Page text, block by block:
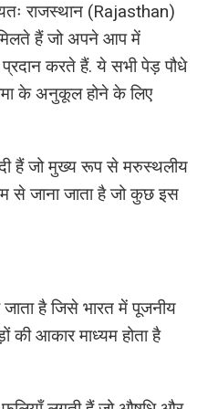
राजस्थान (Rajasthan)
हैं जो अपने आप में
करते हैं. ये सभी पेड़ पौधे
के अनुकूल होने के लिए
दी हैं जो मुख्य रूप से मरुस्थलीय
से जाना जाता है जो कुछ इस
है जिसे भारत में पूजनीय
आकार माध्यम होता है